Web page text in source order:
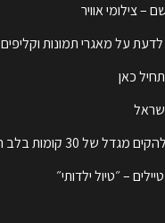
– צילומי אוויר
על מאגרי תמונות וקליפים
כאן
של 30 קומות בלב הים
– ״טיול ילדותי״